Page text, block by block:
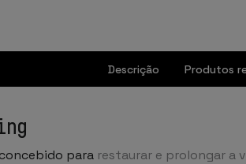
Descrição Produtos
concebido para restaurar e prolongar a